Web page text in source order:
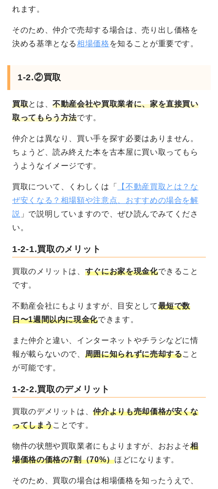
れます。
そのため、仲介で売却する場合は、売り出し価格を
決める基準となる相場価格 を知ることが重要です。
1-2.②買取
買取とは、不動産会社や買取業者に、家を直接買い
取ってもらう方法です。
仲介とは異なり、買い手を探す必要はありません。
ちょうど、読み終えた本を古本屋に買い取ってもら
うようなイメージです。
買取について、くわしくは「
【不動産買取とは？な
ぜ安くなる？相場額や注意点、おすすめの場合を解
説 」で説明していますので、ぜひ読んでみてくださ
い。
1-2-1.買取のメリット
買取のメリットは、 すぐにお家を現金化できること
です。
不動産会社にもよりますが、目安として最短で数
日〜1週間以内に現金化できます。
また仲介と違い、インターネットやチラシなどに情
報が載らないので、 周囲に知られずに売却すること
が可能です。
1-2-2.買取のデメリット
買取のデメリットは、仲介よりも売却価格が安くな
ってしまうことです。
物件の状態や買取業者にもよりますが、おおよそ相
場価格の価格の7割（70%）ほどになります。
そのため、買取の場合は相場価格を知ったうえで、